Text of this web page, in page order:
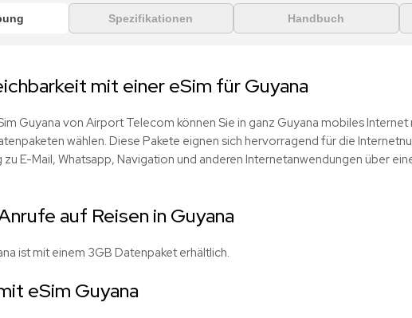
Spezifikationen Handbuch
mit einer eSim für Guyana
Guyana von Airport Telecom können Sie in ganz Guyana mobiles Internet
wählen. Diese Pakete eignen sich hervorragend für die
zu E-Mail, Whatsapp, Navigation und anderen Internetanwendungen über
auf Reisen in Guyana
ist mit einem 3GB Datenpaket erhältlich.
eSim Guyana